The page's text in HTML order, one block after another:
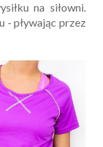
na siłowni.
- pływając przez